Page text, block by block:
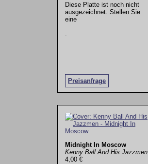
Diese Platte ist noch nicht
ausgezeichnet. Stellen Sie
eine
Preisanfrage
Midnight In Moscow
Kenny Ball And His Jazzmen
4,00 €